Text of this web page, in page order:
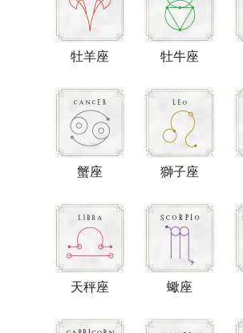
牡羊座 牡牛座
蟹座 獅子座
天秤座 蠍座